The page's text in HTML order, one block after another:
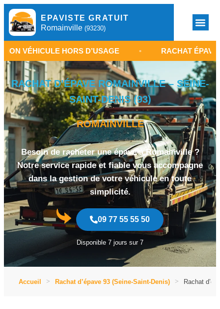
EPAVISTE GRATUIT
Romainville (93230)
HORS D’USAGE • RACHAT ÉPAVE
RACHAT D’ÉPAVE ROMAINVILLE – SEINE-
SAINT-DENIS (93)
ROMAINVILLE
Besoin de racheter une épave à Romainville ?
Notre service rapide et fiable vous accompagne
dans la gestion de votre véhicule en toute
simplicité.
09 77 55 55 50
Disponible 7 jours sur 7
Accueil Rachat d’épave 93 (Seine-Saint-Denis) Rachat